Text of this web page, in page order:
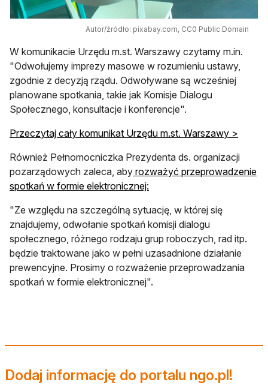
Autor/źródło: pixabay.com, CC0 Public Domain
W komunikacie Urzędu m.st. Warszawy czytamy m.in.
"Odwołujemy imprezy masowe w rozumieniu ustawy,
zgodnie z decyzją rządu. Odwoływane są wcześniej
planowane spotkania, takie jak Komisje Dialogu
Społecznego, konsultacje i konferencje".
Przeczytaj cały komunikat Urzędu m.st. Warszawy >
Również Pełnomocniczka Prezydenta ds. organizacji
pozarządowych zaleca, aby rozważyć przeprowadzenie
spotkań w formie elektronicznej:
"Ze względu na szczególną sytuację, w której się
znajdujemy, odwołanie spotkań komisji dialogu
społecznego, różnego rodzaju grup roboczych, rad itp.
będzie traktowane jako w pełni uzasadnione działanie
prewencyjne. Prosimy o rozważenie przeprowadzania
spotkań w formie elektronicznej".
Dodaj informację do portalu ngo.pl!